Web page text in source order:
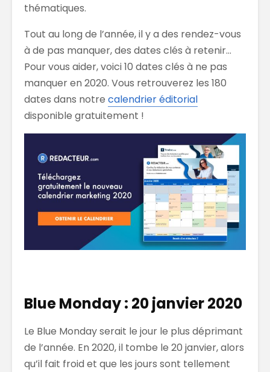
thématiques.
Tout au long de l’année, il y a des rendez-vous
à de pas manquer, des dates clés à retenir…
Pour vous aider, voici 10 dates clés à ne pas
manquer en 2020. Vous retrouverez les 180
dates dans notre calendrier éditorial
disponible gratuitement !
Blue Monday : 20 janvier 2020
Le Blue Monday serait le jour le plus déprimant
de l’année. En 2020, il tombe le 20 janvier, alors
qu’il fait froid et que les jours sont tellement